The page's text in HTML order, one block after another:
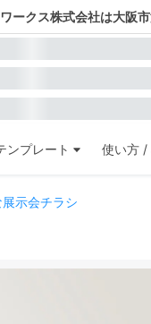
ークス株式会社は大阪
ンプレート 使い方 /
示会チラシ